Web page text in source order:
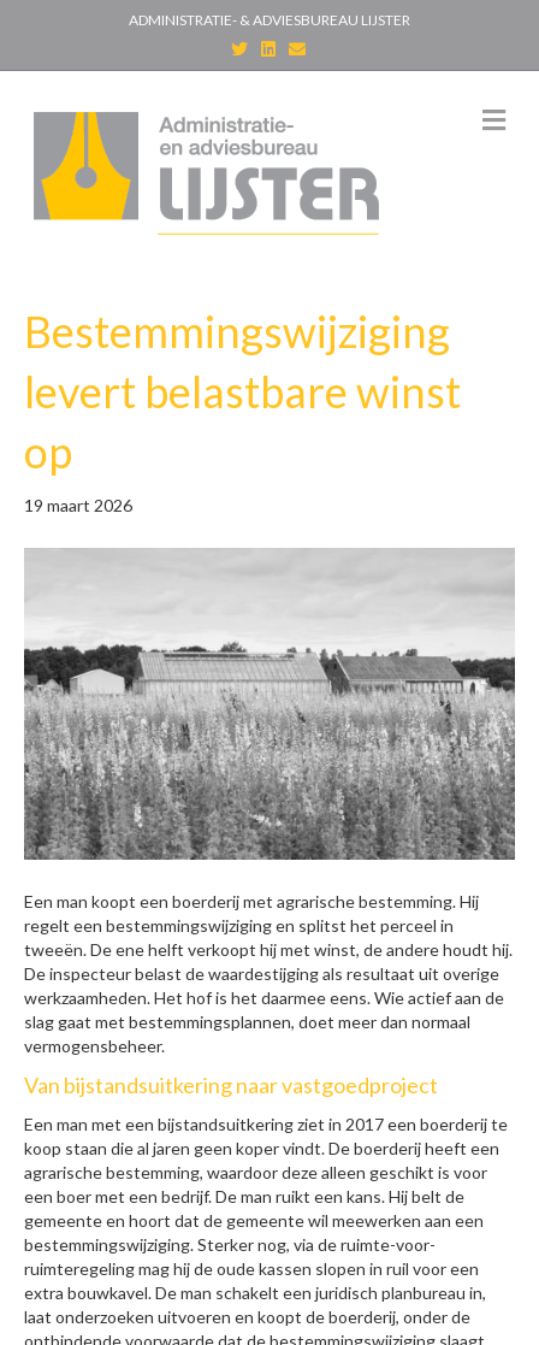
ADMINISTRATIE- & ADVIESBUREAU LIJSTER
T
w
i
e
r
n
d
i
n
E
m
a
M
e
Bestemmingswijziging
levert belastbare winst
op
19 maart 2026
Een man koopt een boerderij met agrarische bestemming. Hij
regelt een bestemmingswijziging en splitst het perceel in
tweeën. De ene helft verkoopt hij met winst, de andere houdt hij.
De inspecteur belast de waardestijging als resultaat uit overige
werkzaamheden. Het hof is het daarmee eens. Wie actief aan de
slag gaat met bestemmingsplannen, doet meer dan normaal
vermogensbeheer.
Van bijstandsuitkering naar vastgoedproject
Een man met een bijstandsuitkering ziet in 2017 een boerderij te
koop staan die al jaren geen koper vindt. De boerderij heeft een
agrarische bestemming, waardoor deze alleen geschikt is voor
een boer met een bedrijf. De man ruikt een kans. Hij belt de
gemeente en hoort dat de gemeente wil meewerken aan een
bestemmingswijziging. Sterker nog, via de ruimte-voor-
ruimteregeling mag hij de oude kassen slopen in ruil voor een
extra bouwkavel. De man schakelt een juridisch planbureau in,
laat onderzoeken uitvoeren en koopt de boerderij, onder de